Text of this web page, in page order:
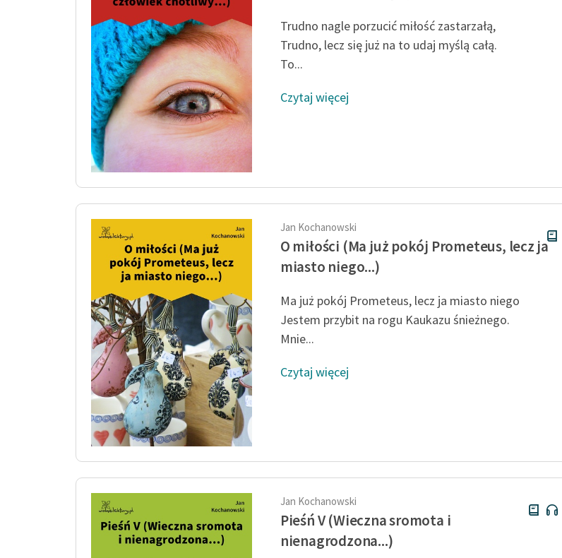
Trudno nagle porzucić miłość zastarzałą,
Trudno, lecz się już na to udaj myślą całą.
To...
Czytaj więcej
Jan Kochanowski
O miłości (Ma już pokój Prometeus, lecz ja
miasto niego...)
Ma już pokój Prometeus, lecz ja miasto niego
Jestem przybit na rogu Kaukazu śnieżnego.
Mnie...
Czytaj więcej
Jan Kochanowski
Pieśń V (Wieczna sromota i
nienagrodzona...)